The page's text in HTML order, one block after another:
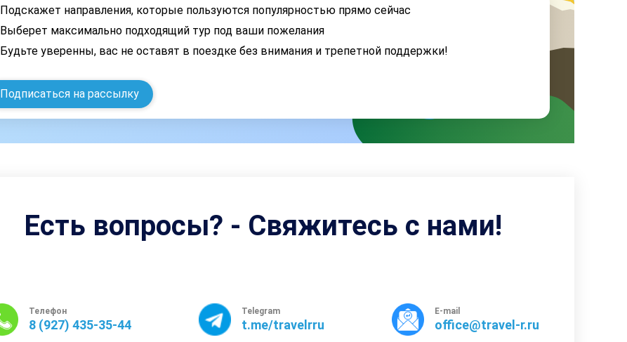
Подскажет направления, которые пользуются популярностью прямо сейчас
Выберет максимально подходящий тур под ваши пожелания
Будьте уверенны, вас не оставят в поездке без внимания и трепетной поддержки!
Подписаться на рассылку
Есть вопросы? - Свяжитесь с нами!
Телефон
8 (927) 435-35-44
Telegram
t.me/travelrru
E-mail
office@travel-r.ru